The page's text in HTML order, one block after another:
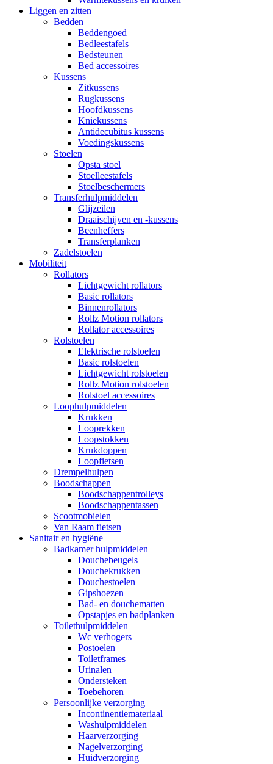
Liggen en zitten
Bedden
Beddengoed
Bedleestafels
Bedsteunen
Bed accessoires
Kussens
Zitkussens
Rugkussens
Hoofdkussens
Kniekussens
Antidecubitus kussens
Voedingskussens
Stoelen
Opsta stoel
Stoelleestafels
Stoelbeschermers
Transferhulpmiddelen
Glijzeilen
Draaischijven en -kussens
Beenheffers
Transferplanken
Zadelstoelen
Mobiliteit
Rollators
Lichtgewicht rollators
Basic rollators
Binnenrollators
Rollz Motion rollators
Rollator accessoires
Rolstoelen
Elektrische rolstoelen
Basic rolstoelen
Lichtgewicht rolstoelen
Rollz Motion rolstoelen
Rolstoel accessoires
Loophulpmiddelen
Krukken
Looprekken
Loopstokken
Krukdoppen
Loopfietsen
Drempelhulpen
Boodschappen
Boodschappentrolleys
Boodschappentassen
Scootmobielen
Van Raam fietsen
Sanitair en hygiëne
Badkamer hulpmiddelen
Douchebeugels
Douchekrukken
Douchestoelen
Gipshoezen
Bad- en douchematten
Opstapjes en badplanken
Toilethulpmiddelen
Wc verhogers
Postoelen
Toiletframes
Urinalen
Ondersteken
Toebehoren
Persoonlijke verzorging
Incontinentiemateriaal
Washulpmiddelen
Haarverzorging
Nagelverzorging
Huidverzorging